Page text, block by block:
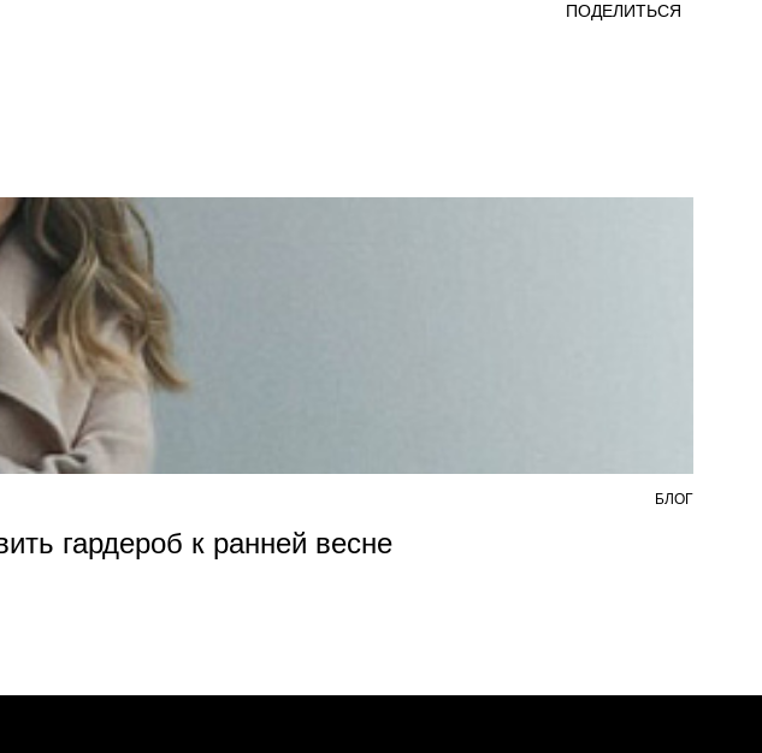
ПОДЕЛИТЬСЯ
БЛОГ
гардероб к ранней весне